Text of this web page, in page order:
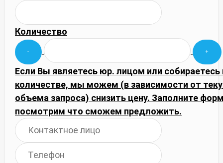
Количество
Если Вы являетесь юр. лицом или
количестве, мы можем (в зависимости от
объема запроса) снизить цену. Заполните
посмотрим что сможем предложить.